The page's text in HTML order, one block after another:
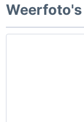
Weerfoto's